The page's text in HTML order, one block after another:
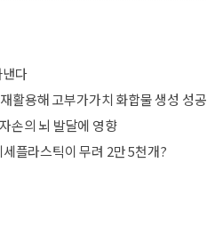
다
활용해 고부가가치 화합물 생성 성공
손의 뇌 발달에 영향
플라스틱이 무려 2만 5천개?